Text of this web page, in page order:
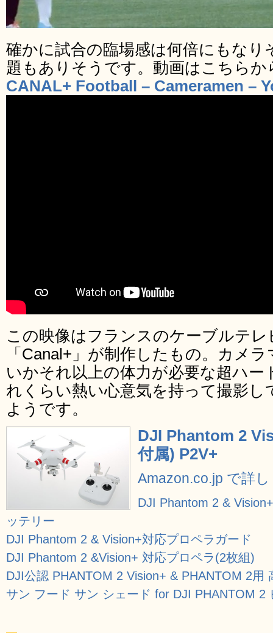
確かに試合の臨場感は何倍にもな
題もありそうです。動画はこちらか
CANAL+ Football – Cameramen –
この映像はフランスのケーブルテ
「Canal+」が制作したもの。カメ
いかそれ以上の体力が必要な超ハー
れくらい熱い心意気を持って撮影し
ようです。
DJI Phantom 2
付属) P2V+
Amazon.co.jp で詳
DJI Phantom 2 &
ッテリー
DJI Phantom 2 & Vision+対応プロペラガード
DJI Phantom 2 &Vision+ 対応プロペラ(2枚組)
DJI公認 PHANTOM 2 Vision+ & PHANTOM 2用
サン フード サン シェード for DJI PHANTOM 2